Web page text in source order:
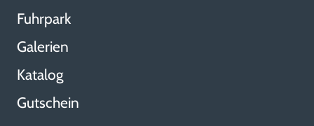
Fuhrpark
Galerien
Katalog
Gutschein